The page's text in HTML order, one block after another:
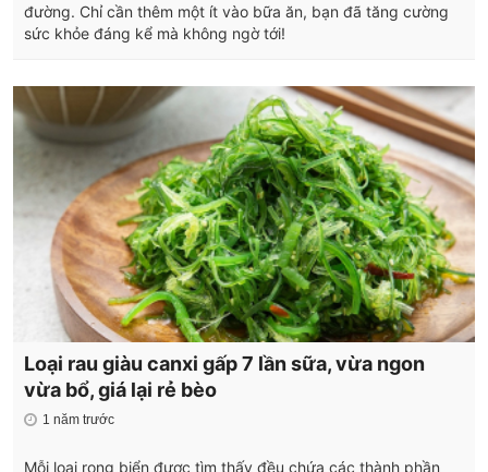
đường. Chỉ cần thêm một ít vào bữa ăn, bạn đã tăng cường
sức khỏe đáng kể mà không ngờ tới!
Loại rau giàu canxi gấp 7 lần sữa, vừa ngon
vừa bổ, giá lại rẻ bèo
1 năm trước
Mỗi loại rong biển được tìm thấy đều chứa các thành phần